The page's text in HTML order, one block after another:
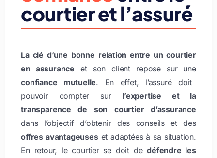
courtier et l’assuré
La clé d’une bonne relation entre un courtier
en assurance et son client repose sur une
confiance mutuelle. En effet, l’assuré doit
pouvoir compter sur l’expertise et la
transparence de son courtier d’assurance
dans l’objectif d’obtenir des conseils et des
offres avantageuseset adaptées à sa situation.
En retour, le courtier se doit dedéfendre les